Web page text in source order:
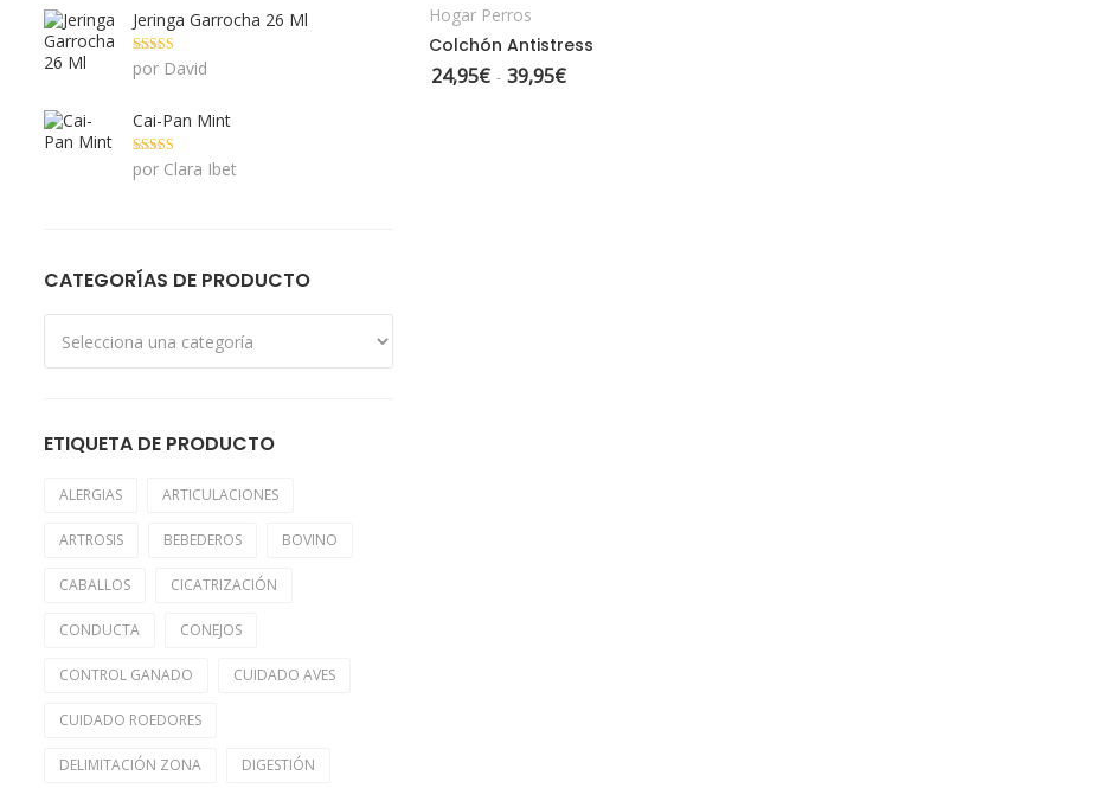
Hogar Perros
Colchón Antistress
24,95€ - 39,95€
Jeringa Garrocha 26 Ml
Valorado con
5 de 5
por David
Cai-Pan Mint
Valorado con
5 de 5
por Clara Ibet
CATEGORÍAS DE PRODUCTO
ETIQUETA DE PRODUCTO
ALERGIAS ARTICULACIONES
ARTROSIS BEBEDEROS BOVINO
CABALLOS CICATRIZACIÓN
CONDUCTA CONEJOS
CONTROL GANADO CUIDADO AVES
CUIDADO ROEDORES
DELIMITACIÓN ZONA DIGESTIÓN